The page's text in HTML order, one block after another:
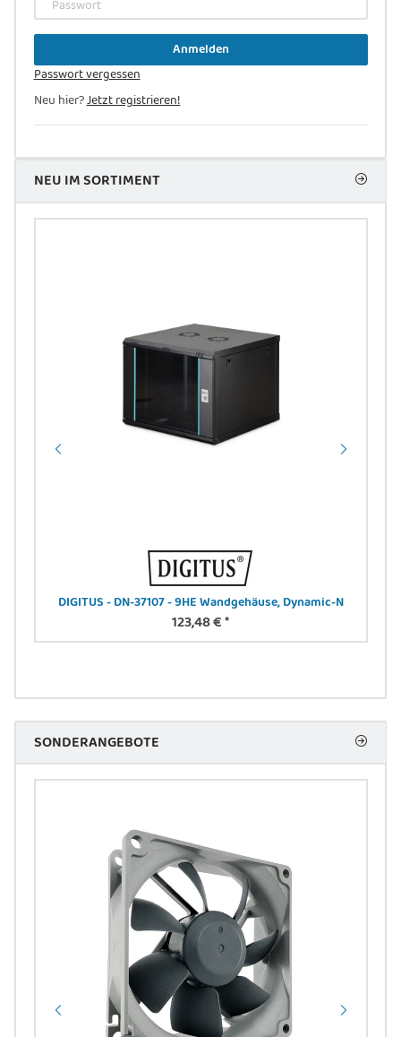
Passwort
Anmelden
Passwort vergessen
Neu hier?Jetzt registrieren!
NEU IM SORTIMENT
DIGITUS - DN-37107 - 9HE Wandgehäuse, Dynamic-N
123,48 €*
SONDERANGEBOTE